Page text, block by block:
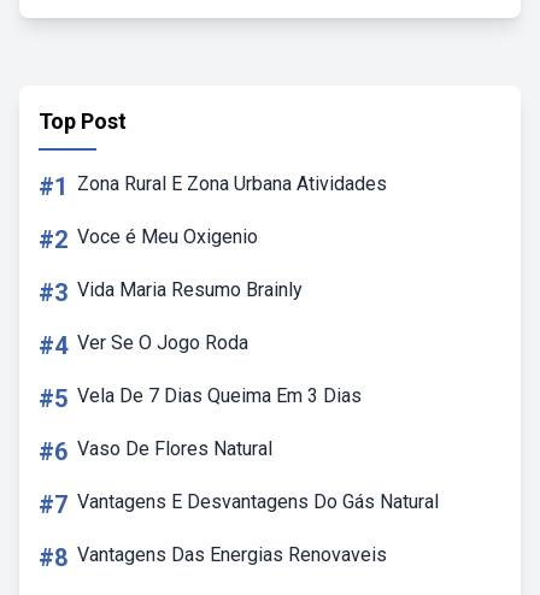
Top Post
#1 Zona Rural E Zona Urbana Atividades
#2 Voce é Meu Oxigenio
#3 Vida Maria Resumo Brainly
#4 Ver Se O Jogo Roda
#5 Vela De 7 Dias Queima Em 3 Dias
#6 Vaso De Flores Natural
#7 Vantagens E Desvantagens Do Gás Natural
#8 Vantagens Das Energias Renovaveis